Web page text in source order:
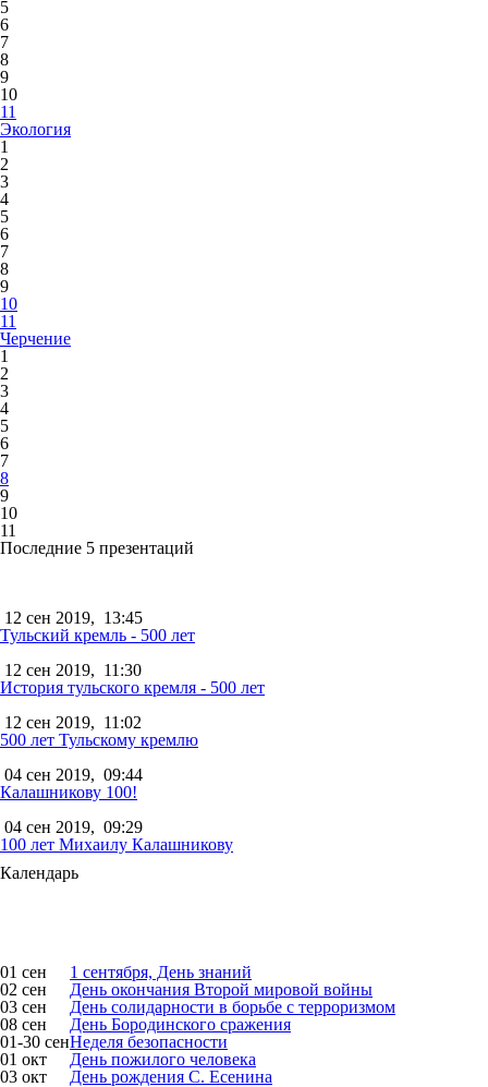
5
6
7
8
9
10
11
Экология
1
2
3
4
5
6
7
8
9
10
11
Черчение
1
2
3
4
5
6
7
8
9
10
11
Последние 5 презентаций
12 сен 2019, 13:45
Тульский кремль - 500 лет
12 сен 2019, 11:30
История тульского кремля - 500 лет
12 сен 2019, 11:02
500 лет Тульскому кремлю
04 сен 2019, 09:44
Калашникову 100!
04 сен 2019, 09:29
100 лет Михаилу Калашникову
Календарь
01 сен
1 сентября, День знаний
02 сен
День окончания Второй мировой войны
03 сен
День солидарности в борьбе с терроризмом
08 сен
День Бородинского сражения
01-30 сенНеделя безопасности
01 окт
День пожилого человека
03 окт
День рождения С. Есенина